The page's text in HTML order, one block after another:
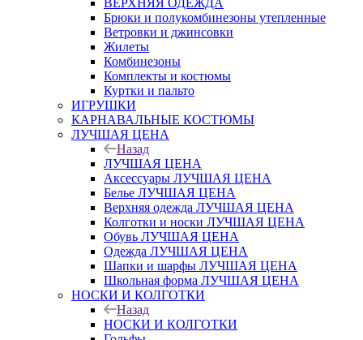
ВЕРХНЯЯ ОДЕЖДА
Брюки и полукомбинезоны утепленные
Ветровки и джинсовки
Жилеты
Комбинезоны
Комплекты и костюмы
Куртки и пальто
ИГРУШКИ
КАРНАВАЛЬНЫЕ КОСТЮМЫ
ЛУЧШАЯ ЦЕНА
Назад
ЛУЧШАЯ ЦЕНА
Аксессуары ЛУЧШАЯ ЦЕНА
Белье ЛУЧШАЯ ЦЕНА
Верхняя одежда ЛУЧШАЯ ЦЕНА
Колготки и носки ЛУЧШАЯ ЦЕНА
Обувь ЛУЧШАЯ ЦЕНА
Одежда ЛУЧШАЯ ЦЕНА
Шапки и шарфы ЛУЧШАЯ ЦЕНА
Школьная форма ЛУЧШАЯ ЦЕНА
НОСКИ И КОЛГОТКИ
Назад
НОСКИ И КОЛГОТКИ